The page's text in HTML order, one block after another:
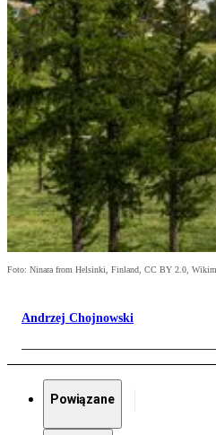
Foto: Ninara from Helsinki, Finland, CC BY 2.0,
Andrzej Chojnowski
Powiązane